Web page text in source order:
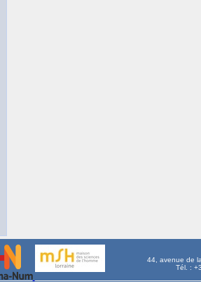
44, avenue de
Tél. :